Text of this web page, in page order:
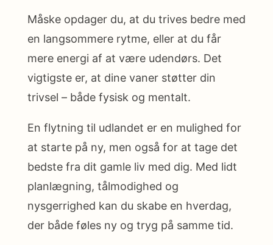
Måske opdager du, at du trives bedre med
en langsommere rytme, eller at du får
mere energi af at være udendørs. Det
vigtigste er, at dine vaner støtter din
trivsel – både fysisk og mentalt.
En flytning til udlandet er en mulighed for
at starte på ny, men også for at tage det
bedste fra dit gamle liv med dig. Med lidt
planlægning, tålmodighed og
nysgerrighed kan du skabe en hverdag,
der både føles ny og tryg på samme tid.